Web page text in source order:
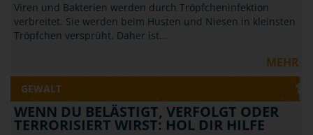
Viren und Bakterien werden durch Tröpfcheninfektion
verbreitet. Sie werden beim Husten und Niesen in kleinsten
Tröpfchen versprüht. Daher ist…
MEHR
GEWALT
WENN DU BELÄSTIGT, VERFOLGT ODER
TERRORISIERT WIRST: HOL DIR HILFE